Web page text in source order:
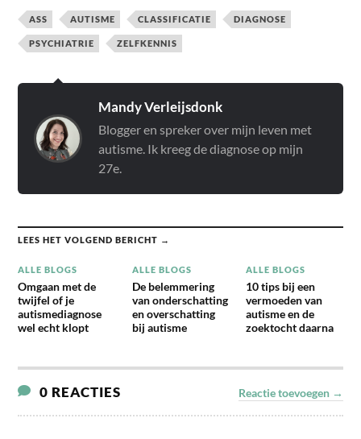
ASS AUTISME CLASSIFICATIE DIAGNOSE
PSYCHIATRIE ZELFKENNIS
Mandy Verleijsdonk
Blogger en spreker over mijn leven met
autisme. Ik kreeg de diagnose op mijn
27e.
LEES HET VOLGEND BERICHT →
ALLE BLOGS
Omgaan met de
twijfel of je
autismediagnose
wel echt klopt
ALLE BLOGS
De belemmering
van onderschatting
en overschatting
bij autisme
ALLE BLOGS
10 tips bij een
vermoeden van
autisme en de
zoektocht daarna
0 REACTIES Reactie toevoegen →